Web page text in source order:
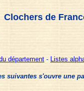
Clochers de
département - Listes
suivantes s'ouvre une